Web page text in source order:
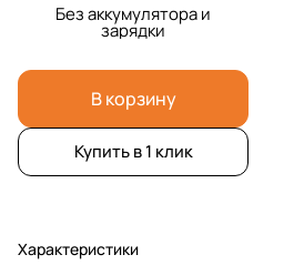
Без аккумулятора и
зарядки
В корзину
Купить в 1 клик
Характеристики